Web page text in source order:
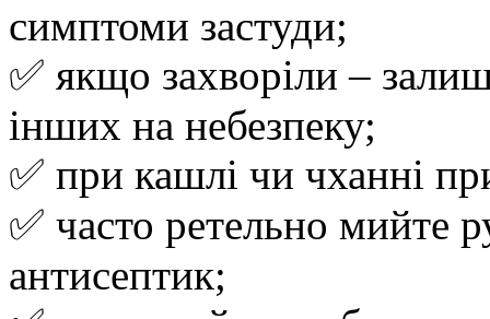
симптоми застуди;
✅ якщо захворіли –
інших на небезпеку;
✅ при кашлі чи чханні
✅ часто ретельно мийте
антисептик;